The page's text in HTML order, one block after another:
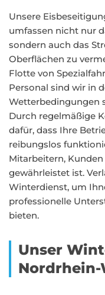
Unsere
umfassen nicht nur
sondern auch das
Oberflächen zu
Flotte von
Personal sind wir in
Wetterbedingungen
Durch regelmäßige
dafür, dass Ihre
reibungslos
Mitarbeitern,
gewährleistet ist.
Winterdienst, um
professionelle
bieten.
Unser